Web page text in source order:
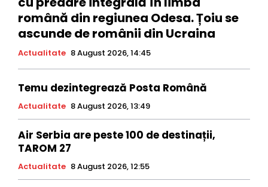
română din regiunea Odesa. Țoiu se
ascunde de românii din Ucraina
Actualitate 8 August 2026, 14:45
Temu dezintegrează Posta Română
Actualitate 8 August 2026, 13:49
Air Serbia are peste 100 de destinații,
TAROM 27
Actualitate 8 August 2026, 12:55